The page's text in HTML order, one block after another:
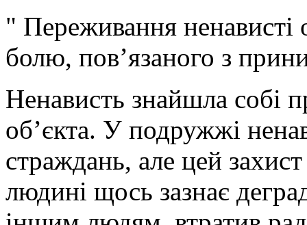
" Переживання ненависті
болю, пов’язаного з
Ненависть знайшла собі
об’єкта. У подружжі
страждань, але цей
людині щось зазнає